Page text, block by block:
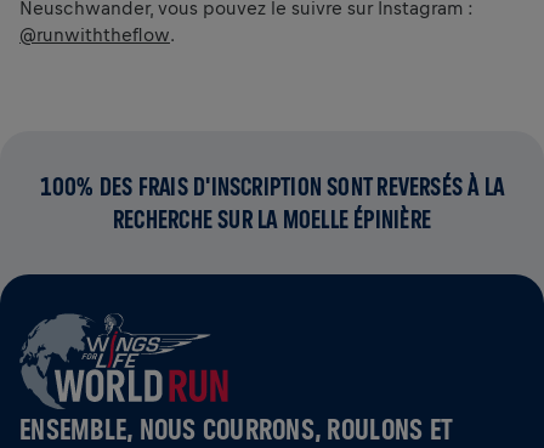
Neuschwander, vous pouvez le suivre sur Instagram :
@runwiththeflow.
100% DES FRAIS D'INSCRIPTION SONT REVERSÉS À LA
RECHERCHE SUR LA MOELLE ÉPINIÈRE
ENSEMBLE, NOUS COURRONS, ROULONS ET